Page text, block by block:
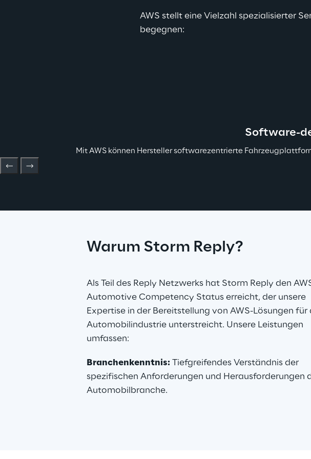
AWS stellt eine Vielzahl spezialisierter
begegnen:
Software-
Mit AWS können Hersteller softwarezentrierte
Warum Storm Reply?
Als Teil des Reply Netzwerks hat Storm Reply den
Automotive Competency Status erreicht, der unsere
Expertise in der Bereitstellung von AWS-Lösungen für
Automobilindustrie unterstreicht. Unsere Leistungen
umfassen:
Branchenkenntnis: Tiefgreifendes Verständnis der
spezifischen Anforderungen und Herausforderungen
Automobilbranche.